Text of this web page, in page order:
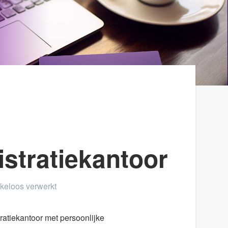
verwerkt
met persoonlijke